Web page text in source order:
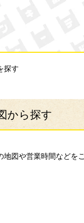
堂 ドン・キホーテ
探す
から探す
地図や営業時間などを